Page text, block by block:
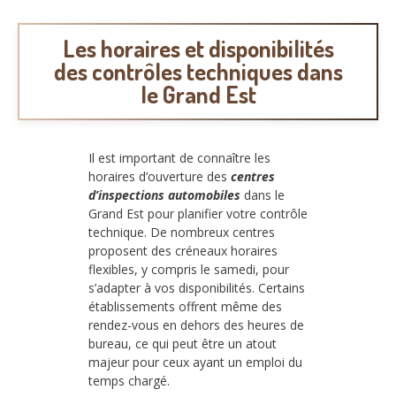
Les horaires et disponibilités
des contrôles techniques dans
le Grand Est
Il est important de connaître les
horaires d’ouverture des centres
d’inspections automobiles dans le
Grand Est pour planifier votre contrôle
technique. De nombreux centres
proposent des créneaux horaires
flexibles, y compris le samedi, pour
s’adapter à vos disponibilités. Certains
établissements offrent même des
rendez-vous en dehors des heures de
bureau, ce qui peut être un atout
majeur pour ceux ayant un emploi du
temps chargé.